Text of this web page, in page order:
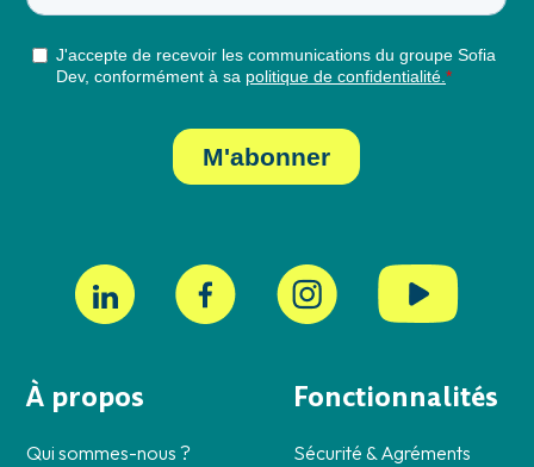
À propos
Qui sommes-nous ?
Fonctionnalités
Sécurité & Agréments